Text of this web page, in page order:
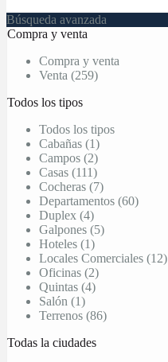
Búsqueda avanzada
Compra y venta
Compra y venta
Venta (259)
Todos los tipos
Todos los tipos
Cabañas (1)
Campos (2)
Casas (111)
Cocheras (7)
Departamentos (60)
Duplex (4)
Galpones (5)
Hoteles (1)
Locales Comerciales (12)
Oficinas (2)
Quintas (4)
Salón (1)
Terrenos (86)
Todas la ciudades